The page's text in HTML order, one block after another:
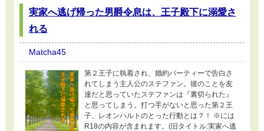
実家へ逃げ帰った男爵令息は、王子殿下に溺愛さ
れる
Matcha45
第２王子に執着され、婚約パーティーで告白さ
れてしまう主人公のステファン。彼のことを友
達だと思っていたステファンは『裏切られた』
と思ってしまう。打つ手がないと思った第２王
子、レオンハルトのとった行動とは？！ ※には
R18の内容が含まれます。(旧タイトル:実家へ逃